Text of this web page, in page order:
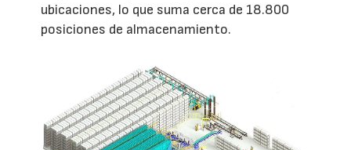
ubicaciones, lo que suma cerca de 18.800
posiciones de almacenamiento.